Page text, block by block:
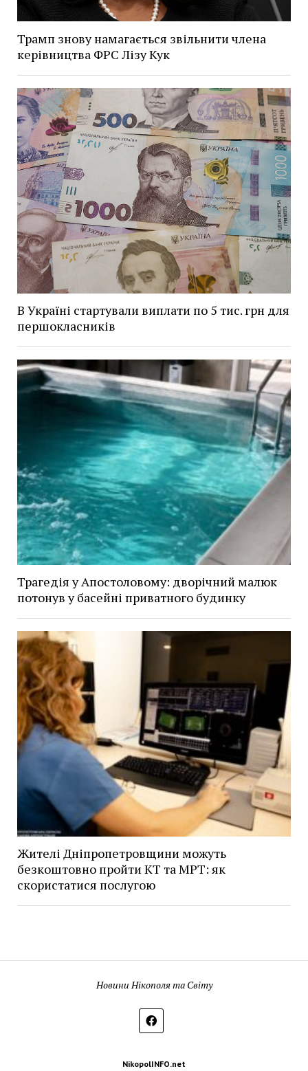
Трамп знову намагається звільнити члена
керівництва ФРС Лізу Кук
В Україні стартували виплати по 5 тис. грн для
першокласників
Трагедія у Апостоловому: дворічний малюк
потонув у басейні приватного будинку
Жителі Дніпропетровщини можуть
безкоштовно пройти КТ та МРТ: як
скористатися послугою
Новини Нікополя та Світу
NikopolINFO.net